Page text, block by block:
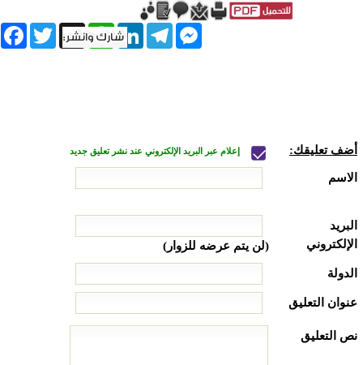
Twitter X
WhatsAppLinkedInTelegram
Messenger
أضف تعليقك: إعلام عبر البريد الإلكتروني عند نشر تعليق جديد
الاسم
البريد
الإلكتروني
(لن يتم عرضه للزوار)
الدولة
عنوان التعليق
نص التعليق